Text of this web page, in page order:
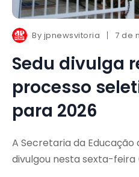
By jpnewsvitoria 7 de
Sedu divulga
processo
para 2026
A Secretaria da Educação
divulgou nesta sexta-